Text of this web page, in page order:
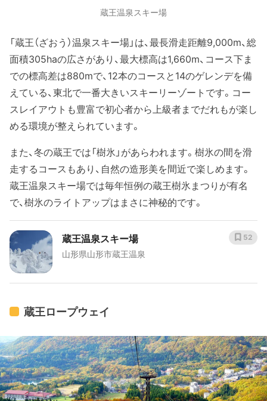
蔵王温泉スキー場
「蔵王（ざおう）温泉スキー場」は、最長滑走距離9,000m、総
面積305haの広さがあり、最大標高は1,660m、コース下ま
での標高差は880mで、12本のコースと14のゲレンデを備
えている、東北で一番大きいスキーリーゾートです。コー
スレイアウトも豊富で初心者から上級者までだれもが楽し
める環境が整えられています。
また、冬の蔵王では「樹氷」があらわれます。樹氷の間を滑
走するコースもあり、自然の造形美を間近で楽しめます。
蔵王温泉スキー場では毎年恒例の蔵王樹氷まつりが有名
で、樹氷のライトアップはまさに神秘的です。
蔵王温泉スキー場
山形県山形市蔵王温泉
52
蔵王ロープウェイ